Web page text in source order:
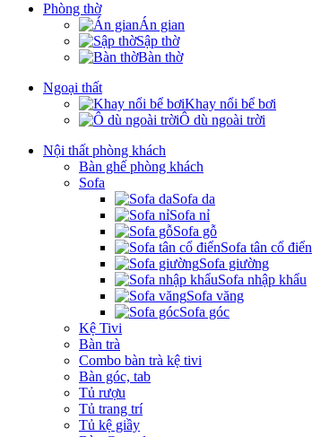
Phòng thờ
Án gian
Sập thờ
Bàn thờ
Ngoại thất
Khay nổi bể bơi
Ô dù ngoài trời
Nội thất phòng khách
Bàn ghế phòng khách
Sofa
Sofa da
Sofa nỉ
Sofa gỗ
Sofa tân cổ điển
Sofa giường
Sofa nhập khẩu
Sofa văng
Sofa góc
Kệ Tivi
Bàn trà
Combo bàn trà kệ tivi
Bàn góc, tab
Tủ rượu
Tủ trang trí
Tủ kệ giầy